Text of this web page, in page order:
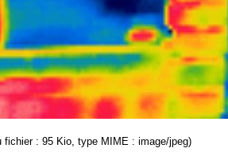
fichier : 95 Kio, type MIME : image/jpeg)